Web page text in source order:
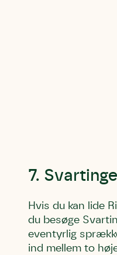
7.
Hvis du kan lide
du besøge
eventyrlig
ind mellem to